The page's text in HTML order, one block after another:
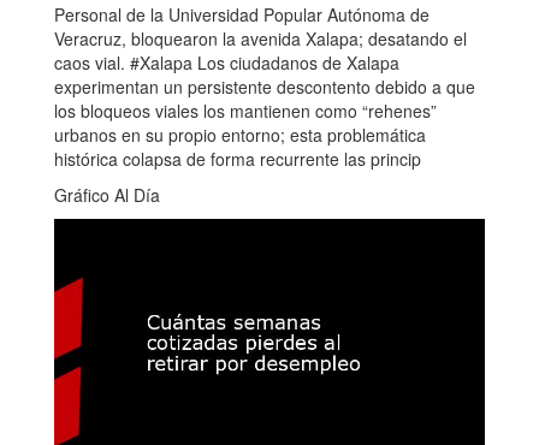
Personal de la Universidad Popular Autónoma de
Veracruz, bloquearon la avenida Xalapa; desatando el
caos vial. #Xalapa Los ciudadanos de Xalapa
experimentan un persistente descontento debido a que
los bloqueos viales los mantienen como “rehenes”
urbanos en su propio entorno; esta problemática
histórica colapsa de forma recurrente las princip
Gráfico Al Día